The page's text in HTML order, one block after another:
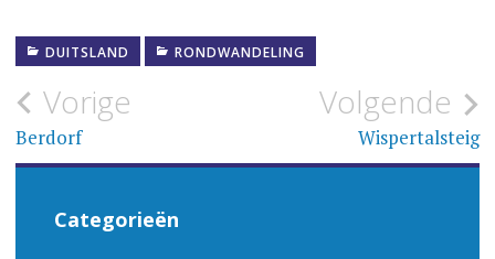
DUITSLAND RONDWANDELING
Bericht
navigatie
Vorige
Berdorf
Volgende
Wispertalsteig
Categorieën